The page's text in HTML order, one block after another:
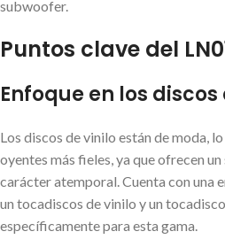
subwoofer.
Puntos clave del
Enfoque en los
Los discos de vinilo están de moda,
oyentes más fieles, ya que ofrecen
carácter atemporal. Cuenta con una
un tocadiscos de vinilo y un
específicamente para esta gama.